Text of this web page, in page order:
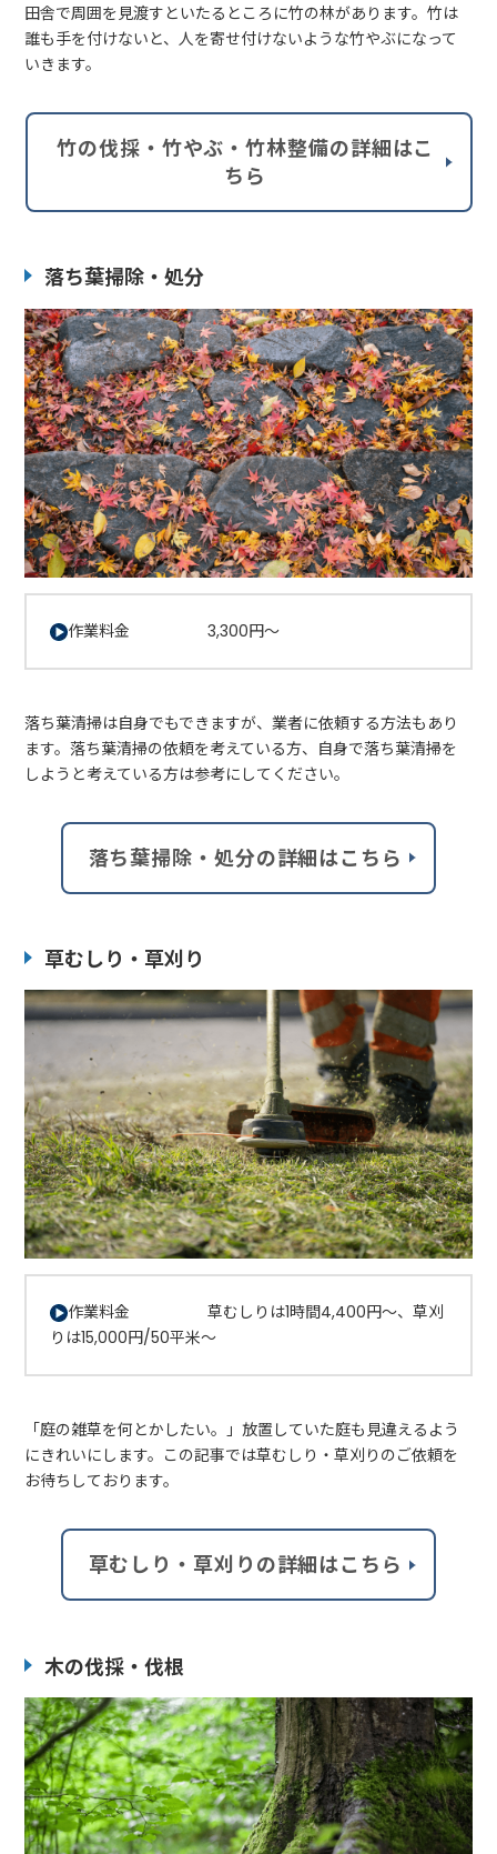
田舎で周囲を見渡すといたるところに竹の林があります。竹は
誰も手を付けないと、人を寄せ付けないような竹やぶになって
いきます。
竹の伐採・竹やぶ・竹林整備の詳細はこ
ちら
落ち葉掃除・処分
作業料金 3,300円～
落ち葉清掃は自身でもできますが、業者に依頼する方法もあり
ます。落ち葉清掃の依頼を考えている方、自身で落ち葉清掃を
しようと考えている方は参考にしてください。
落ち葉掃除・処分の詳細はこちら
草むしり・草刈り
作業料金 草むしりは1時間4,400円～、草刈
りは15,000円/50平米～
「庭の雑草を何とかしたい。」放置していた庭も見違えるよう
にきれいにします。この記事では草むしり・草刈りのご依頼を
お待ちしております。
草むしり・草刈りの詳細はこちら
木の伐採・伐根